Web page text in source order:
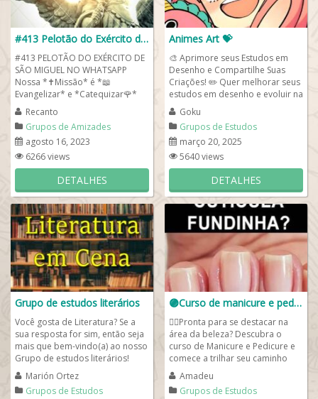
#413 Pelotão do Exército de São Miguel
#413 PELOTÃO DO EXÉRCITO DE
SÃO MIGUEL NO WHATSAPP
Nossa *✝️Missão* é *📖
Evangelizar* e *Catequizar🌹*
utilizando todas as ferramentas
e...
Recanto
Grupos de Amizades
agosto 16, 2023
6266 views
DETALHES
Animes Art 💝
🎨 Aprimore seus Estudos em
Desenho e Compartilhe Suas
Criações! ✏️ Quer melhorar seus
estudos em desenho e evoluir na
arte? Aqui, você...
Goku
Grupos de Estudos
março 20, 2025
5640 views
DETALHES
Grupo de estudos literários
Você gosta de Literatura? Se a
sua resposta for sim, então seja
mais que bem-vindo(a) ao nosso
Grupo de estudos literários!
Aqui nós debatemos os...
Marión Ortez
Grupos de Estudos
🟣Curso de manicure e pedicure 💅
👉🏻Pronta para se destacar na
área da beleza? Descubra o
curso de Manicure e Pedicure e
comece a trilhar seu caminho
para o sucesso! Clique agora e
dê o...
Amadeu
Grupos de Estudos